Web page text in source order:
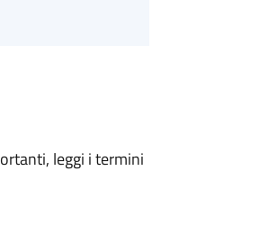
leggi i termini